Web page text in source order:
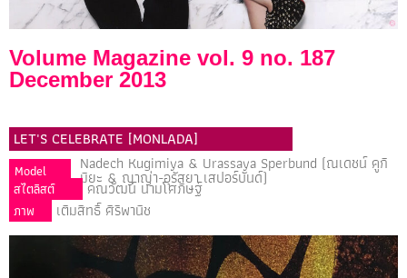
Volume Magazine vol. 9 no. 187
December 2013
LET'S CELEBRATE [MONLADA]
Model Nadech Kugimiya & Urassaya Sperbund (ณเดชน์ คูกิ
มิยะ & ญาญ่า-อุรัสยา เสปอร์บันด์)
สไตลิสต์ คณวัฒน์ นามโศภิษฐ์
ภาพ เติมสิทธิ์ ศิริพานิช